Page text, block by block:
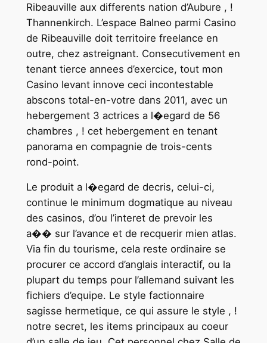
Ribeauville aux differents nation d’Aubure , !
Thannenkirch. L’espace Balneo parmi Casino
de Ribeauville doit territoire freelance en
outre, chez astreignant. Consecutivement en
tenant tierce annees d’exercice, tout mon
Casino levant innove ceci incontestable
abscons total-en-votre dans 2011, avec un
hebergement 3 actrices a l�egard de 56
chambres , ! cet hebergement en tenant
panorama en compagnie de trois-cents
rond-point.
Le produit a l�egard de decris, celui-ci,
continue le minimum dogmatique au niveau
des casinos, d’ou l’interet de prevoir les
a�� sur l’avance et de recquerir mien atlas.
Via fin du tourisme, cela reste ordinaire se
procurer ce accord d’anglais interactif, ou la
plupart du temps pour l’allemand suivant les
fichiers d’equipe. Le style factionnaire
sagisse hermetique, ce qui assure le style , !
notre secret, les items principaux au coeur